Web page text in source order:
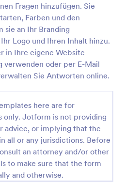
Fragen hinzufügen. Sie
Farben und den
sie an Ihr Branding
Logo und Ihren Inhalt hinzu.
in Ihre eigene Website
verwenden oder per E-Mail
Sie Antworten online.
here are for
only. Jotform is not providing
advice, or implying that the
all or any jurisdictions. Before
an attorney and/or other
to make sure that the form
and otherwise.
IT-Teams ermöglicht,
effizient zu verwalten.
Bestellprozess und vermeiden
benutzerfreundlichen
jetzt Ihr eigenes
verwenden